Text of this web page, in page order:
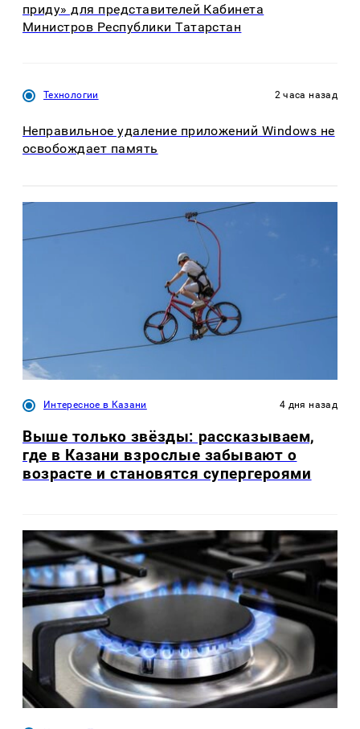
приду» для представителей Кабинета
Министров Республики Татарстан
Технологии 2 часа назад
Неправильное удаление приложений Windows не
освобождает память
Интересное в Казани 4 дня назад
Выше только звёзды: рассказываем,
где в Казани взрослые забывают о
возрасте и становятся супергероями